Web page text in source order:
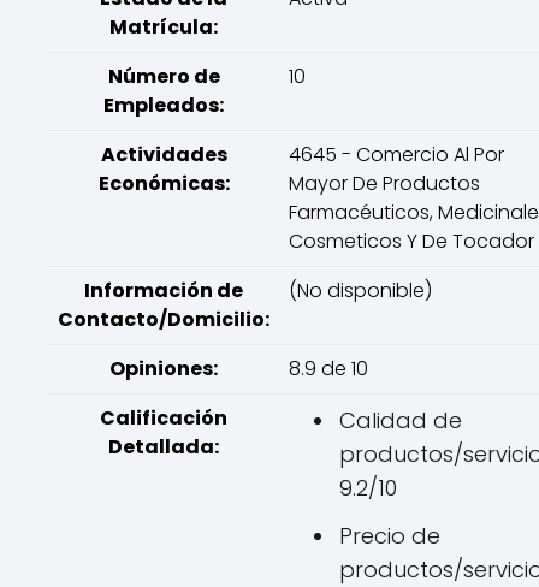
Matrícula:
Número de
Empleados:
10
Actividades
Económicas:
4645 - Comercio Al Por
Mayor De Productos
Farmacéuticos,
Cosmeticos Y De Tocador
Información de
Contacto/Domicilio:
(No disponible)
Opiniones:
8.9 de 10
Calificación
Detallada:
Calidad de
productos/
9.2/10
Precio de
productos/